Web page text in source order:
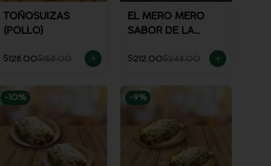
TOÑOSUIZAS
(POLLO)
$128.00$158.00
EL MERO MERO
SABOR DE LA
$212.00$248.00
-10% -9%